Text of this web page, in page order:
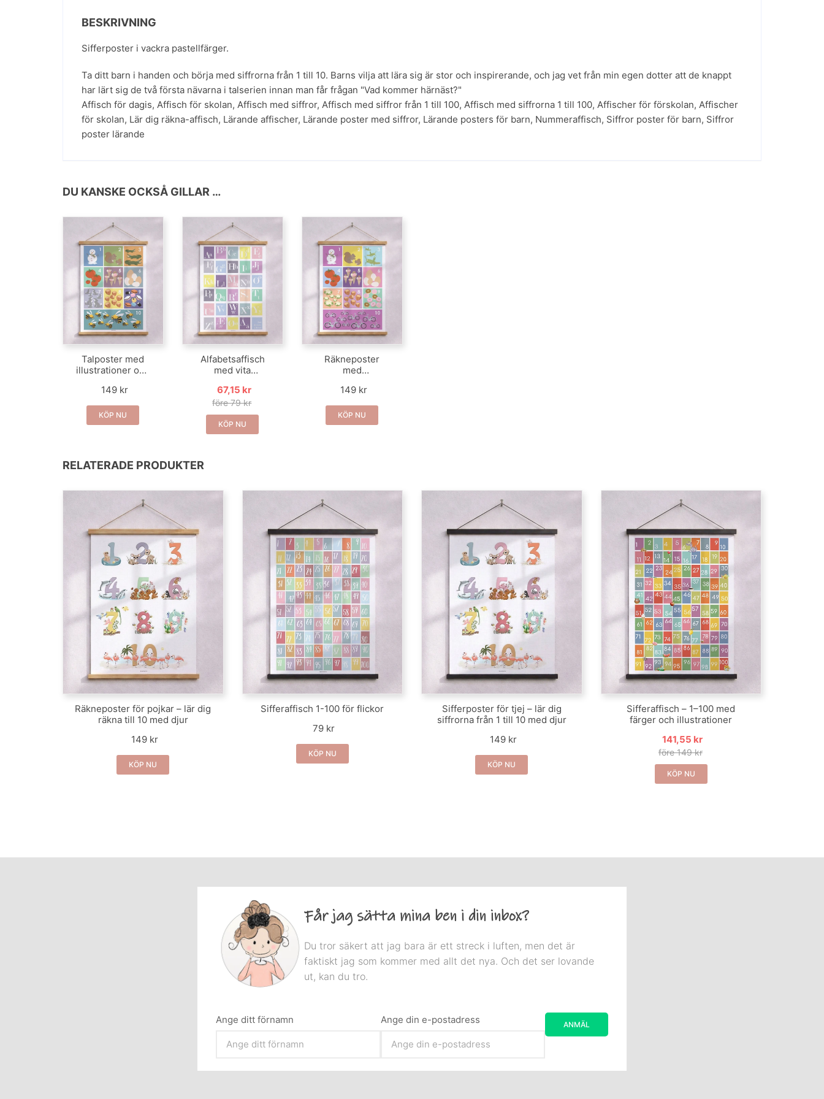
BESKRIVNING
Sifferposter i vackra pastellfärger.
Ta ditt barn i handen och börja med siffrorna från 1 till 10. Barns vilja att lära sig är stor och inspirerande, och jag vet från min egen dotter att de knappt
har lärt sig de två första nävarna i talserien innan man får frågan "Vad kommer härnäst?"
Affisch för dagis, Affisch för skolan, Affisch med siffror, Affisch med siffror från 1 till 100, Affisch med siffrorna 1 till 100, Affischer för förskolan, Affischer
för skolan, Lär dig räkna-affisch, Lärande affischer, Lärande poster med siffror, Lärande posters för barn, Nummeraffisch, Siffror poster för barn, Siffror
poster lärande
DU KANSKE OCKSÅ GILLAR …
Talposter med
illustrationer och
pojkar
149 kr
KÖP NU
Alfabetsaffisch
med vita
färgade rutor
67,15 kr
före 79 kr
KÖP NU
Räkneposter
med
ljusa färger för
flickor
149 kr
KÖP NU
RELATERADE PRODUKTER
Räkneposter för pojkar – lär dig
räkna till 10 med djur
149 kr
KÖP NU
Sifferaffisch 1-100 för flickor
79 kr
KÖP NU
Sifferposter för tjej – lär dig
siffrorna från 1 till 10 med djur
149 kr
KÖP NU
Sifferaffisch – 1–100 med
färger och illustrationer
141,55 kr
före 149 kr
KÖP NU
Får jag sätta mina ben i din inbox?
Du tror säkert att jag bara är ett streck i luften, men det är
faktiskt jag som kommer med allt det nya. Och det ser lovande
ut, kan du tro.
Ange ditt förnamn Ange din e-postadress